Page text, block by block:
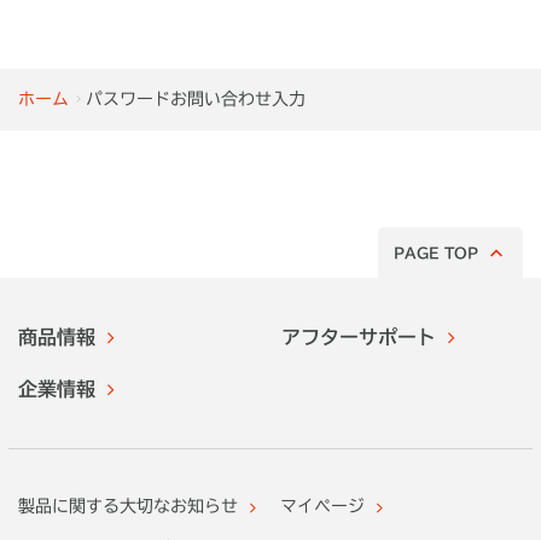
ホーム パスワードお問い合わせ入力
PAGE TOP
商品情報 アフターサポート
企業情報
製品に関する大切なお知らせ マイページ